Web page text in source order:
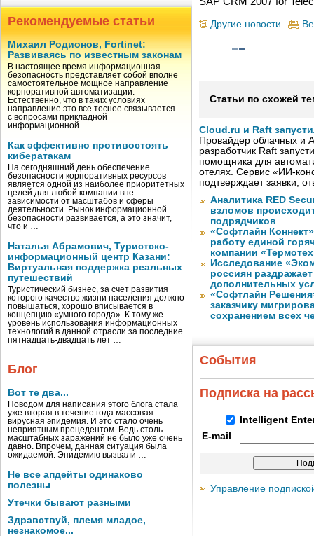
Рекомендуемые статьи
Михаил Родионов, Fortinet:
Развиваясь по известным законам
В настоящее время информационная
безопасность представляет собой вполне
самостоятельное мощное направление
корпоративной автоматизации.
Естественно, что в таких условиях
направление это все теснее связывается
с вопросами прикладной
информационной …
Как эффективно противостоять
кибератакам
На сегодняшний день обеспечение
безопасности корпоративных ресурсов
является одной из наиболее приоритетных
целей для любой компании вне
зависимости от масштабов и сферы
деятельности. Рынок информационной
безопасности развивается, а это значит,
что и …
Наталья Абрамович, Туристско-
информационный центр Казани:
Виртуальная поддержка реальных
путешествий
Туристический бизнес, за счет развития
которого качество жизни населения должно
повышаться, хорошо вписывается в
концепцию «умного города». К тому же
уровень использования информационных
технологий в данной отрасли за последние
пятнадцать-двадцать лет …
Блог
Вот те два...
Поводом для написания этого блога стала
уже вторая в течение года массовая
вирусная эпидемия. И это стало очень
неприятным прецедентом. Ведь столь
масштабных заражений не было уже очень
давно. Впрочем, данная ситуация была
ожидаемой. Эпидемию вызвали …
Не все апдейты одинаково
полезны
Утечки бывают разными
Здравствуй, племя младое,
незнакомое...
Другие новости
Статьи по схожей
Cloud.ru и Raft
Провайдер облачных и
разработчик Raft
помощника для
отелях. Сервис «ИИ-
подтверждает заявки,
Аналитика RED
взломов
подрядчиков
«Софтлайн
работу единой
компании
Исследование
россиян
дополнительных
«Софтлайн
заказчику
сохранением всех
События
Подписка на
Intelligent
E-mail
Управление